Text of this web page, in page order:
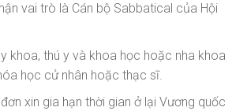
vai trò là Cán bộ Sabbatical của Hội
khoa, thú y và khoa học hoặc nha khoa
học cử nhân hoặc thạc sĩ.
xin gia hạn thời gian ở lại Vương quốc